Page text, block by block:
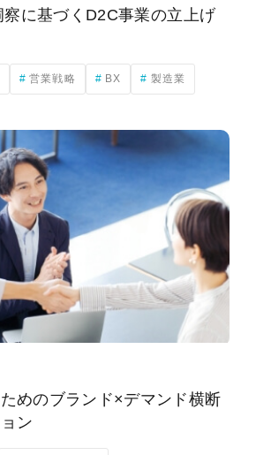
に基づくD2C事業の立上げ
営業戦略 BX 製造業
めのブランド×デマンド横断
ン